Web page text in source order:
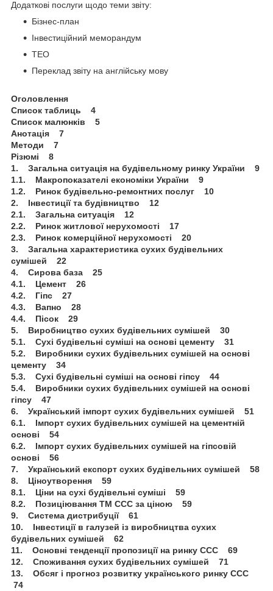
Додаткові послуги щодо теми звіту:
Бізнес-план
Інвестиційний меморандум
ТЕО
Переклад звіту на англійську мову
Оголовлення
Список таблиць 4
Список малюнків 5
Анотація 7
Методи 7
Різюмі 8
1. Загальна ситуація на будівельному ринку України 9
1.1. Макропоказателі економіки України 9
1.2. Ринок будівельно-ремонтних послуг 10
2. Інвестиції та будівництво 12
2.1. Загальна ситуація 12
2.2. Ринок житлової нерухомості 17
2.3. Ринок комерційної нерухомості 20
3. Загальна характеристика сухих будівельних
сумішей 22
4. Сирова база 25
4.1. Цемент 26
4.2. Гіпс 27
4.3. Вапно 28
4.4. Пісок 29
5. Виробництво сухих будівельних сумішей 30
5.1. Сухі будівельні суміші на основі цементу 31
5.2. Виробники сухих будівельних сумішей на основі
цементу 34
5.3. Сухі будівельні суміші на основі гіпсу 44
5.4. Виробники сухих будівельних сумішей на основі
гіпсу 47
6. Український імпорт сухих будівельних сумішей 51
6.1. Імпорт сухих будівельних сумішей на цементній
основі 54
6.2. Імпорт сухих будівельних сумішей на гіпсовій
основі 56
7. Український експорт сухих будівельних сумішей 58
8. Ціноутворення 59
8.1. Ціни на сухі будівельні суміші 59
8.2. Позиціювання ТМ ССС за ціною 59
9. Система дистрибуції 61
10. Інвестиції в галузей із виробництва сухих
будівельних сумішей 62
11. Основні тенденції пропозиції на ринку ССС 69
12. Споживання сухих будівельних сумішей 71
13. Обсяг і прогноз розвитку українського ринку ССС
74